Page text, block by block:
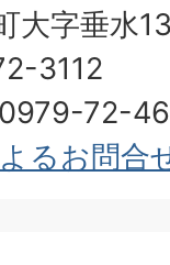
大字垂水
3112
72-
るお問合